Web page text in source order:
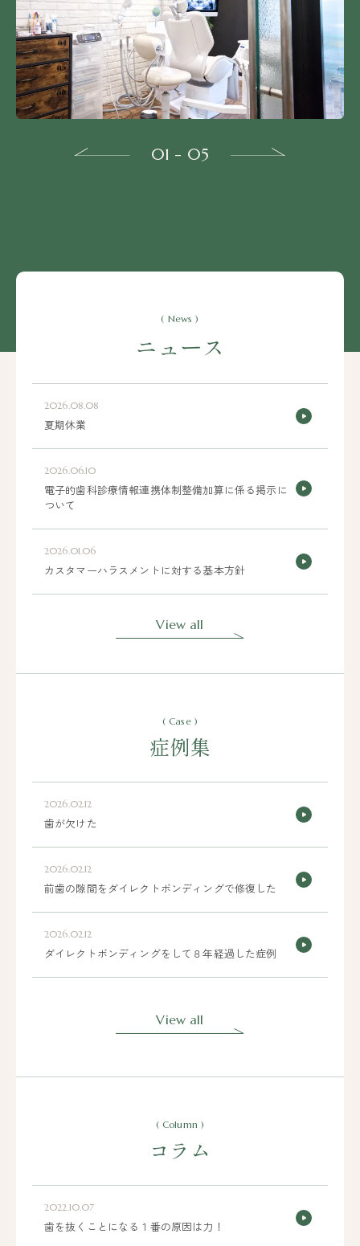
01 - 05
( News )
ニュース
2026.08.08
夏期休業
2026.06.10
電子的歯科診療情報連携体制整備加算に係る掲示に
ついて
2026.01.06
カスタマーハラスメントに対する基本方針
View all
( Case )
症例集
2026.02.12
歯が欠けた
2026.02.12
前歯の隙間をダイレクトボンディングで修復した
2026.02.12
ダイレクトボンディングをして８年経過した症例
View all
( Column )
コラム
2022.10.07
歯を抜くことになる１番の原因は力！